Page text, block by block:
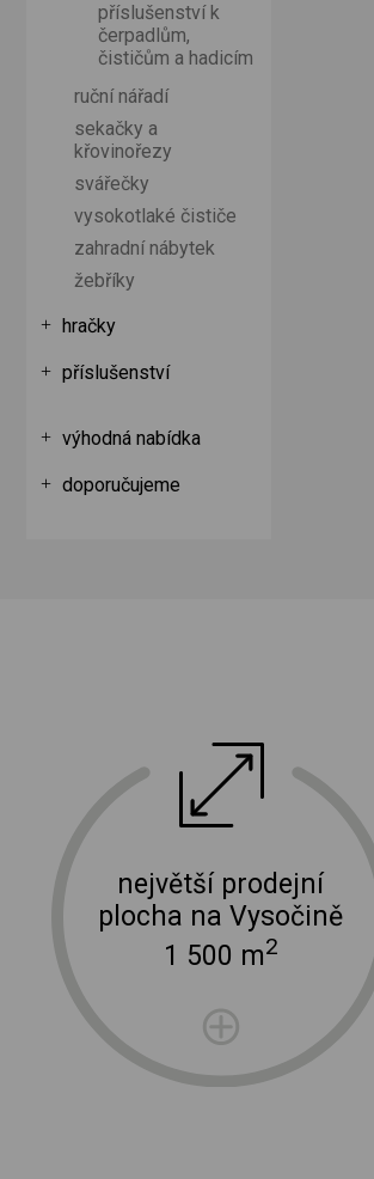
příslušenství k
čerpadlům,
čističům a hadicím
ruční nářadí
sekačky a
křovinořezy
svářečky
vysokotlaké čističe
zahradní nábytek
žebříky
hračky
příslušenství
výhodná nabídka
doporučujeme
největší prodejní
plocha na Vysočině
1 500 m2
doprava a instalace